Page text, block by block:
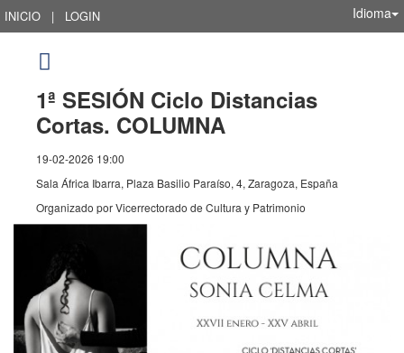
INICIO | LOGIN Idioma
1ª SESIÓN Ciclo Distancias
Cortas. COLUMNA
19-02-2026 19:00
Sala África Ibarra, Plaza Basilio Paraíso, 4, Zaragoza, España
Organizado porVicerrectorado de Cultura y Patrimonio